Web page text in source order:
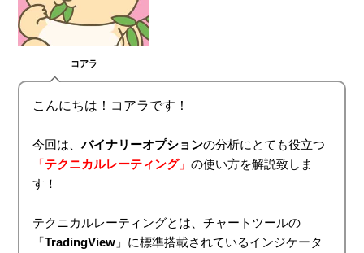
k
コアラ
こんにちは！コアラです！
今回は、バイナリーオプションの分析にとても役立つ
「テクニカルレーティング」の使い方を解説致しま
す！
テクニカルレーティングとは、チャートツールの
「TradingView 」に標準搭載されているインジケータ